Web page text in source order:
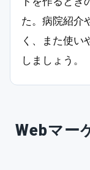
た。病院紹介
く、また使い
しましょう。
Webマー